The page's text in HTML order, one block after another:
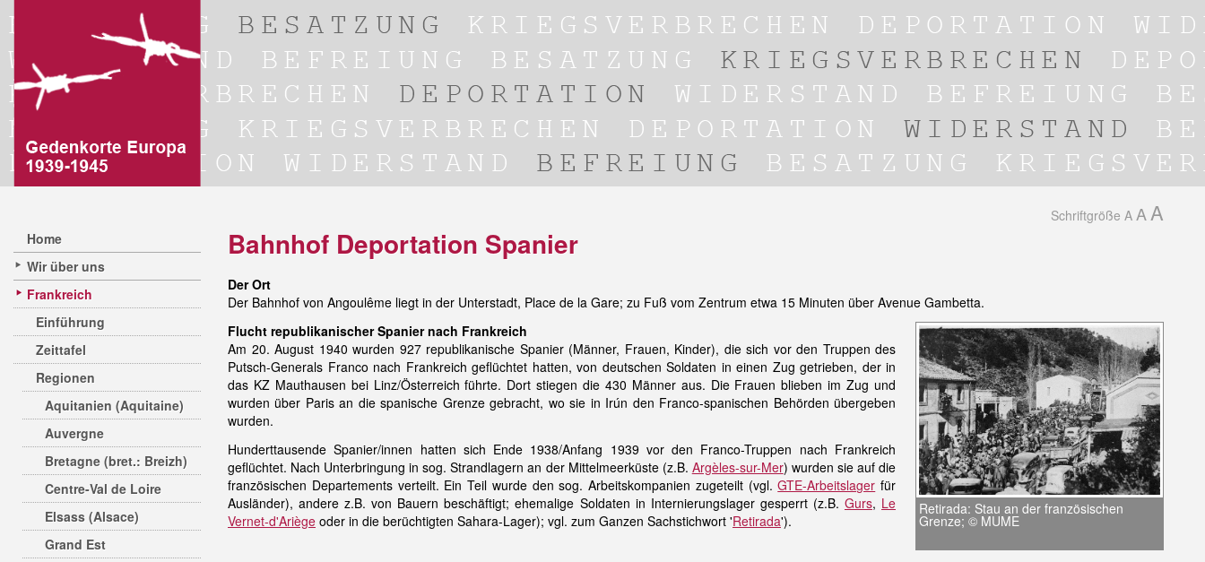
Home
Wir über uns
Frankreich
Einführung
Zeittafel
Regionen
Aquitanien (Aquitaine)
Auvergne
Bretagne (bret.: Breizh)
Centre-Val de Loire
Elsass (Alsace)
Grand Est
Schriftgröße A A A
Bahnhof Deportation Spanier
Der Ort
Der Bahnhof von Angoulême liegt in der Unterstadt, Place de la Gare; zu Fuß vom Zentrum etwa 15 Minuten über Avenue Gambetta.
Retirada: Stau an der französischen
Grenze; © MUME
Flucht republikanischer Spanier nach Frankreich
Am 20. August 1940 wurden 927 republikanische Spanier (Männer, Frauen, Kinder), die sich vor den Truppen des
Putsch-Generals Franco nach Frankreich geflüchtet hatten, von deutschen Soldaten in einen Zug getrieben, der in
das KZ Mauthausen bei Linz/Österreich führte. Dort stiegen die 430 Männer aus. Die Frauen blieben im Zug und
wurden über Paris an die spanische Grenze gebracht, wo sie in Irún den Franco-spanischen Behörden übergeben
wurden.
Hunderttausende Spanier/innen hatten sich Ende 1938/Anfang 1939 vor den Franco-Truppen nach Frankreich
geflüchtet. Nach Unterbringung in sog. Strandlagern an der Mittelmeerküste (z.B. Argèles-sur-Mer) wurden sie auf die
französischen Departements verteilt. Ein Teil wurde den sog. Arbeitskompanien zugeteilt (vgl.GTE-Arbeitslager für
Ausländer), andere z.B. von Bauern beschäftigt; ehemalige Soldaten in Internierungslager gesperrt (z.B. Gurs, Le
Vernet-d'Ariège oder in die berüchtigten Sahara-Lager); vgl. zum Ganzen Sachstichwort 'Retirada').